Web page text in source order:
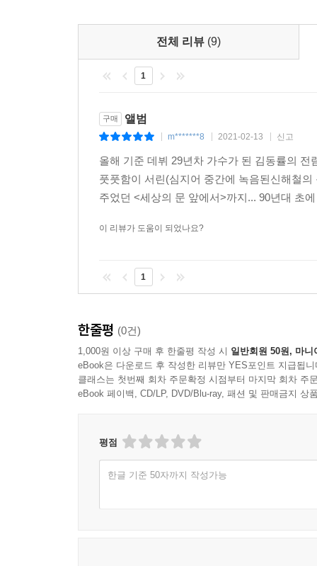
전체 리뷰 (9)
1
구매 앨범
m*******8 2021-02-13 신고
올해 기준 데뷔 29년차 가수가 된 김동률의
풋풋함이 서린(심지어 중간에 녹음된신해철
주었던 <세상의 문 앞에서>까지... 90년대 초
이 리뷰가 도움이 되었나요?
1
한줄평 (0건)
1,000원 이상 구매 후 한줄평 작성 시 일반회원 50원, 마니
eBook은 다운로드 후 작성한 리뷰만 YES포인트 지급됩니
클래스는 첫번째 회차 주문확정 시점부터 마지막 회차 주
eBook 페이백, CD/LP, DVD/Blu-ray, 패션 및 판매금지 상
평점
한글 기준 50자까지 작성가능